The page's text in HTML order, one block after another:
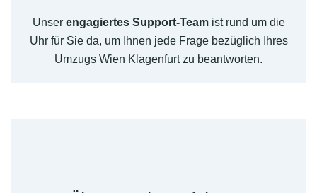
Unser engagiertes Support-Teamist rund um die
Uhr für Sie da, um Ihnen jede Frage bezüglich Ihres
Umzugs Wien Klagenfurt zu beantworten.